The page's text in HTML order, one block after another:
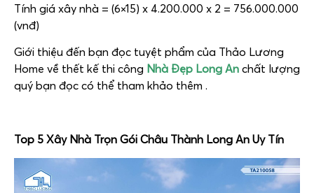
Tính giá xây nhà = (6×15) x 4.200.000 x 2 = 756.000.000
(vnđ)
Giới thiệu đến bạn đọc tuyệt phẩm của Thảo Lương
Home về thết kế thi công Nhà Đẹp Long An chất lượng
quý bạn đọc có thể tham khảo thêm .
Top 5 Xây Nhà Trọn Gói Châu Thành Long An Uy Tín